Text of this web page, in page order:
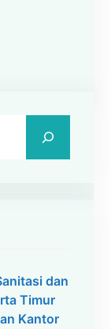
dan
Timur
Kantor